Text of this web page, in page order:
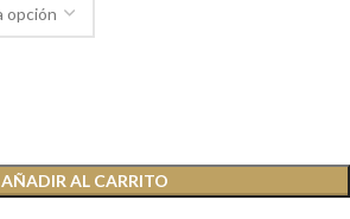
AÑADIR AL CARRITO